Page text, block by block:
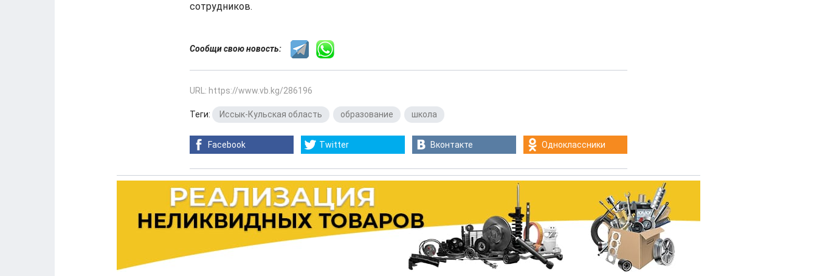
сотрудников.
Сообщи свою новость:
URL: https://www.vb.kg/286196
Теги: Иссык-Кульская область образование школа
Facebook Twitter Вконтакте Одноклассники